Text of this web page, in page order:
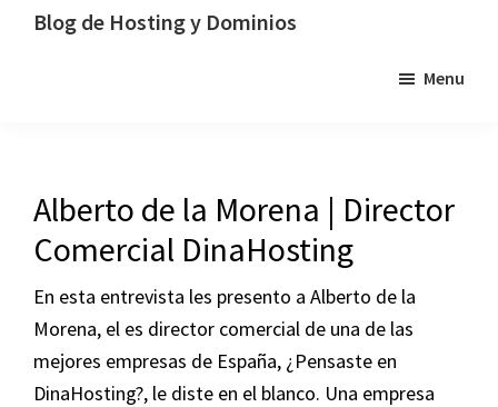
Saltar
Saltar
SaltarBlog de Hosting y Dominios
los
dominios
la
tecnología
Menu
Alberto de la Morena | Director
Comercial DinaHosting
En esta entrevista les presento a Alberto de la
Morena, el es director comercial de una de las
mejores empresas de España, ¿Pensaste en
DinaHosting?, le diste en el blanco. Una empresa